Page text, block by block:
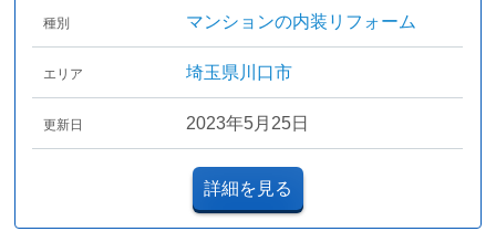
種別 マンションの内装リフォーム
エリア 埼玉県川口市
更新日 2023年5月25日
詳細を見る